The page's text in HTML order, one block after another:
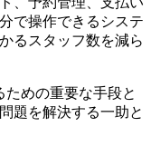
で操作できるシステ
るスタッフ数を減ら
めの重要な手段と
題を解決する一助と